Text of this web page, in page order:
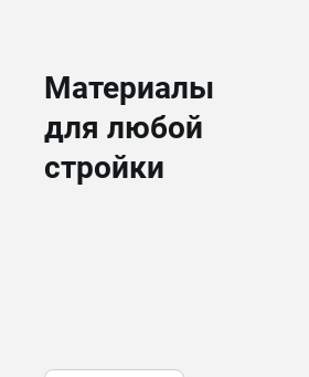
Материалы
для любой
стройки